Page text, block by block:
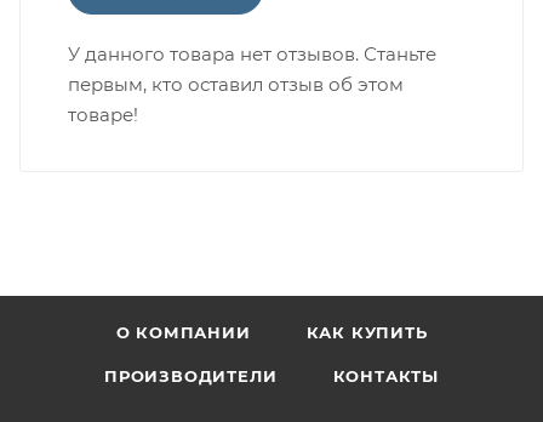
У данного товара нет отзывов. Станьте
первым, кто оставил отзыв об этом
товаре!
О КОМПАНИИ КАК КУПИТЬ
ПРОИЗВОДИТЕЛИ КОНТАКТЫ